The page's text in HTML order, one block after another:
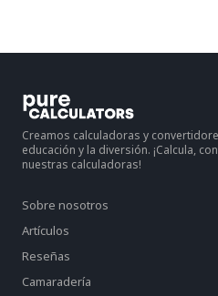
Creamos calculadoras y
educación y la diversión. ¡Calcula,
nuestras calculadoras!
Sobre nosotros
Artículos
Reseñas
Camaradería